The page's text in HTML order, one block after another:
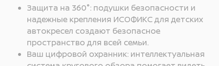
Защита на 360°: подушки безопасности и
надежные крепления ИСОФИКС для детских
автокресел создают безопасное
пространство для всей семьи.
Ваш цифровой охранник: интеллектуальная